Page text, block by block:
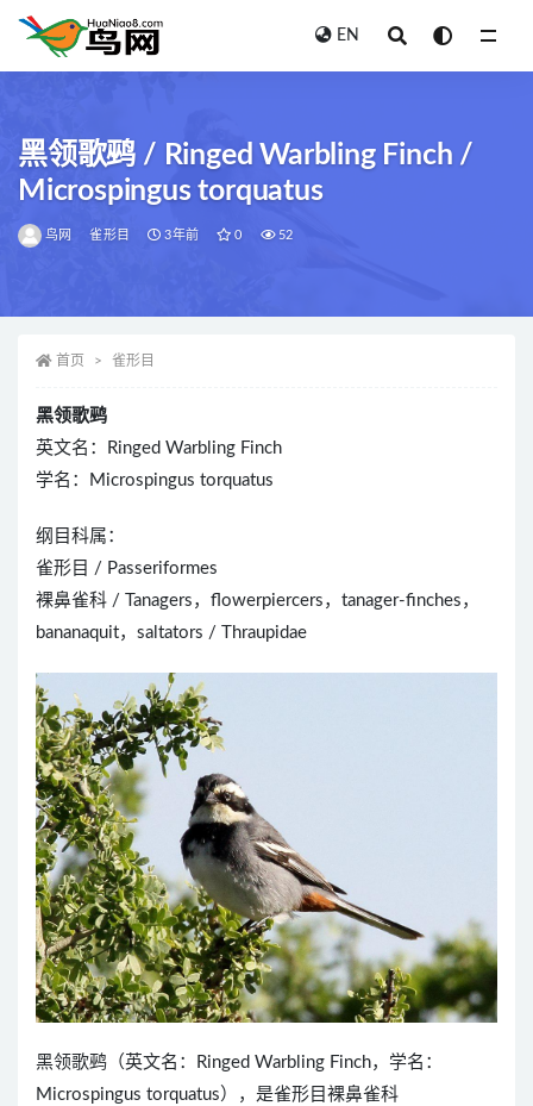
EN
黑领歌鹀 / Ringed Warbling Finch /
Microspingus torquatus
鸟网 雀形目 3年前 0 52
首页 雀形目
黑领歌鹀
英文名：Ringed Warbling Finch
学名：Microspingus torquatus
纲目科属：
雀形目 / Passeriformes
裸鼻雀科 / Tanagers，flowerpiercers，tanager-finches，
bananaquit，saltators / Thraupidae
黑领歌鹀（英文名：Ringed Warbling Finch，学名：
Microspingus torquatus），是雀形目裸鼻雀科